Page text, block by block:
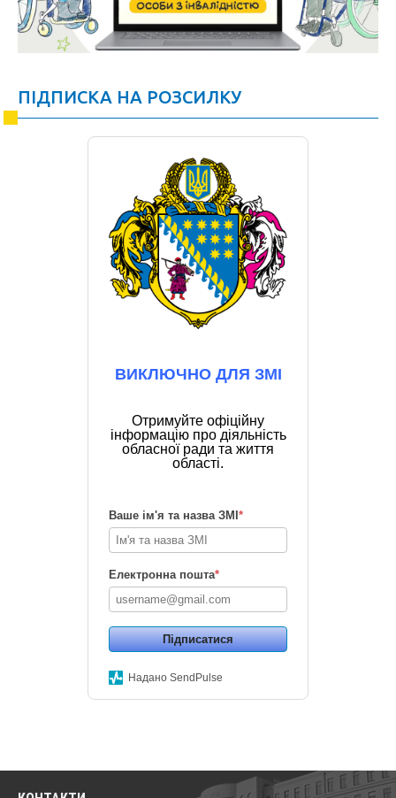
ПІДПИСКА НА РОЗСИЛКУ
ВИКЛЮЧНО ДЛЯ ЗМІ
Отримуйте офіційну
інформацію про діяльність
обласної ради та життя
області.
Ваше ім'я та назва ЗМІ *
Електронна пошта*
Підписатися
Надано SendPulse